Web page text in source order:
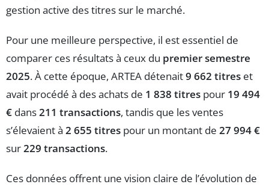
gestion active des titres sur le marché.
Pour une meilleure perspective, il est essentiel de
comparer ces résultats à ceux du premier semestre
2025. À cette époque, ARTEA détenait9 662 titres et
avait procédé à des achats de 1 838 titres pour 19 494
€ dans211 transactions, tandis que les ventes
s’élevaient à 2 655 titres pour un montant de 27 994 €
sur229 transactions.
Ces données offrent une vision claire de l’évolution de